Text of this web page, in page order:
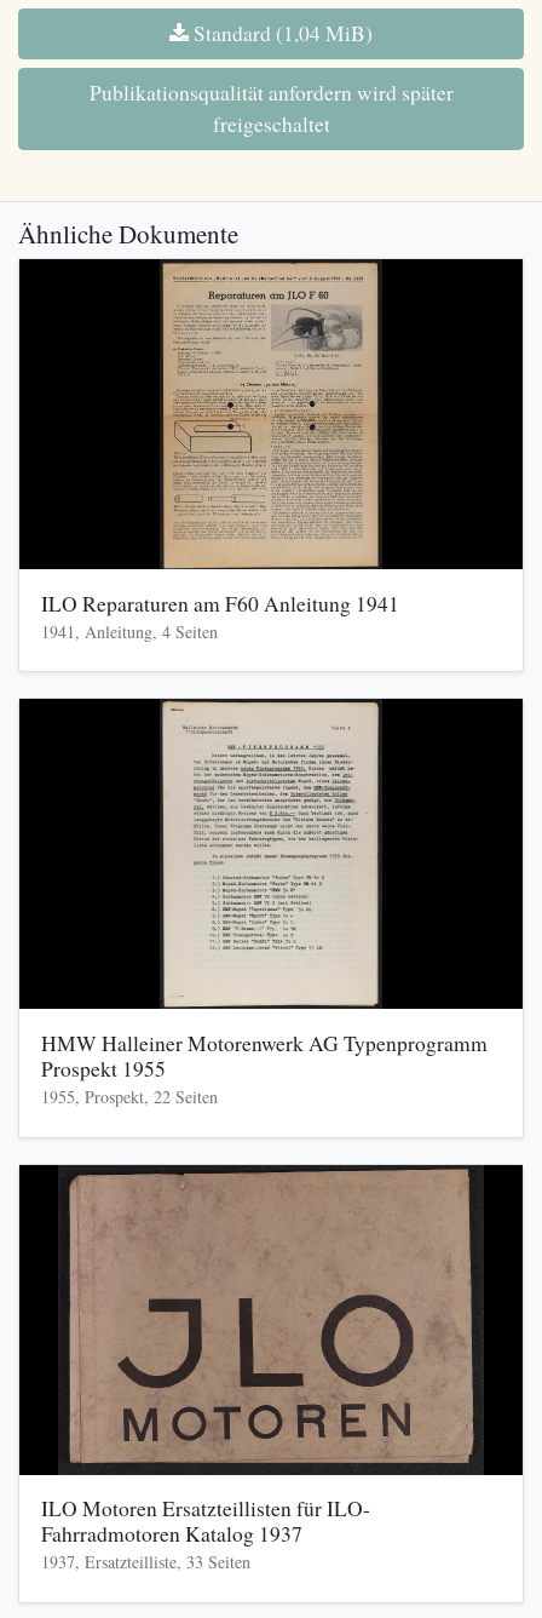
Standard (1,04 MiB)
Publikationsqualität anfordern wird später
freigeschaltet
Ähnliche Dokumente
ILO Reparaturen am F60 Anleitung 1941
1941, Anleitung, 4 Seiten
HMW Halleiner Motorenwerk AG Typenprogramm
Prospekt 1955
1955, Prospekt, 22 Seiten
ILO Motoren Ersatzteillisten für ILO-
Fahrradmotoren Katalog 1937
1937, Ersatzteilliste, 33 Seiten